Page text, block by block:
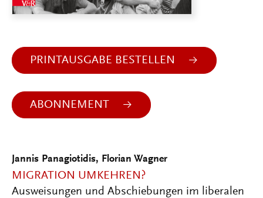
PRINTAUSGABE BESTELLEN
ABONNEMENT
Jannis Panagiotidis, Florian Wagner
MIGRATION UMKEHREN?
Ausweisungen und Abschiebungen im liberalen